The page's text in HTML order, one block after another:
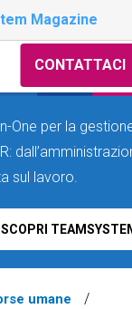
Magazine
CONTATTACI
One per la
sul lavoro.
SCOPRI
umane